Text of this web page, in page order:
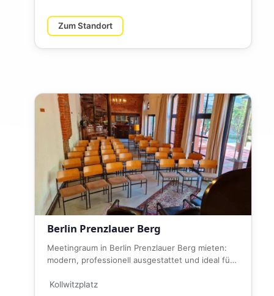
Zum Standort
Berlin Prenzlauer Berg
Meetingraum in Berlin Prenzlauer Berg mieten:
modern, professionell ausgestattet und ideal für
Kollwitzplatz